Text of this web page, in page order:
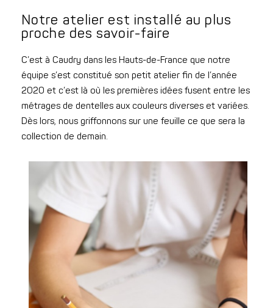
Notre atelier est installé au plus
proche des savoir-faire
C’est à Caudry dans les Hauts-de-France que notre
équipe s’est constitué son petit atelier fin de l’année
2020 et c’est là où les premières idées fusent entre les
métrages de dentelles aux couleurs diverses et variées.
Dès lors, nous griffonnons sur une feuille ce que sera la
collection de demain.